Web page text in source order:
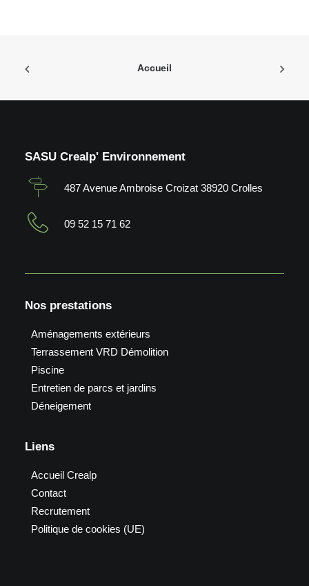
Accueil
SASU Crealp' Environnement
487 Avenue Ambroise Croizat 38920 Crolles
09 52 15 71 62
Nos prestations
Aménagements extérieurs
Terrassement VRD Démolition
Piscine
Entretien de parcs et jardins
Déneigement
Liens
Accueil Crealp
Contact
Recrutement
Politique de cookies (UE)